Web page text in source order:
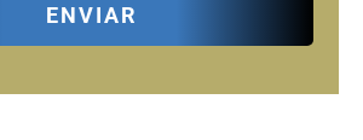
ENVIAR